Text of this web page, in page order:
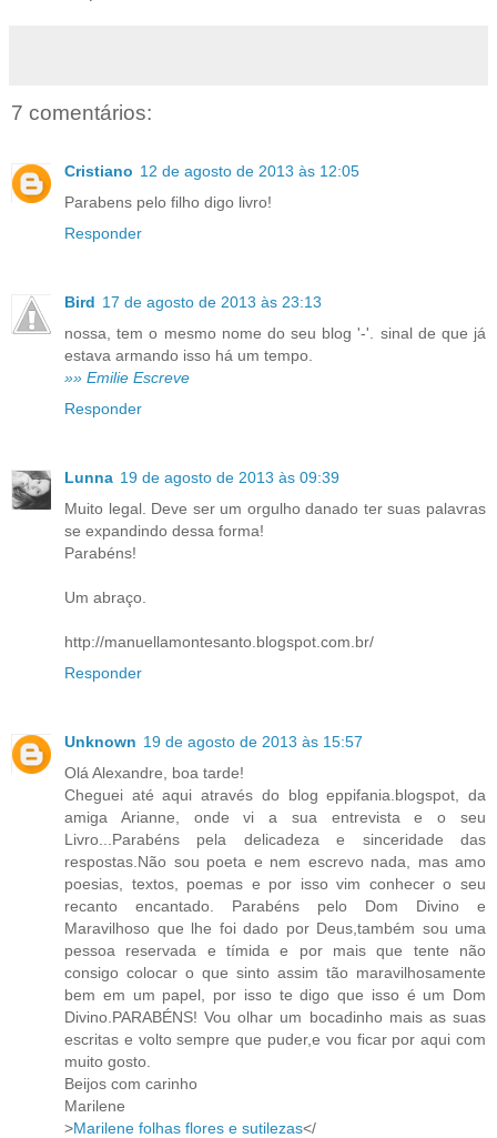
7 comentários:
Cristiano 12 de agosto de 2013 às 12:05
Parabens pelo filho digo livro!
Responder
Bird 17 de agosto de 2013 às 23:13
nossa, tem o mesmo nome do seu blog '-'. sinal de que já
estava armando isso há um tempo.
»» Emilie Escreve
Responder
Lunna 19 de agosto de 2013 às 09:39
Muito legal. Deve ser um orgulho danado ter suas palavras
se expandindo dessa forma!
Parabéns!
Um abraço.
http://manuellamontesanto.blogspot.com.br/
Responder
Unknown 19 de agosto de 2013 às 15:57
Olá Alexandre, boa tarde!
Cheguei até aqui através do blog eppifania.blogspot, da
amiga Arianne, onde vi a sua entrevista e o seu
Livro...Parabéns pela delicadeza e sinceridade das
respostas.Não sou poeta e nem escrevo nada, mas amo
poesias, textos, poemas e por isso vim conhecer o seu
recanto encantado. Parabéns pelo Dom Divino e
Maravilhoso que lhe foi dado por Deus,também sou uma
pessoa reservada e tímida e por mais que tente não
consigo colocar o que sinto assim tão maravilhosamente
bem em um papel, por isso te digo que isso é um Dom
Divino.PARABÉNS! Vou olhar um bocadinho mais as suas
escritas e volto sempre que puder,e vou ficar por aqui com
muito gosto.
Beijos com carinho
Marilene
>Marilene folhas flores e sutilezas</